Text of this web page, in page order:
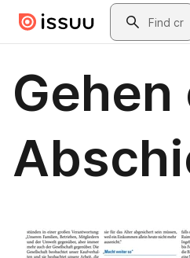
Skip to main contentSearch
Gehen